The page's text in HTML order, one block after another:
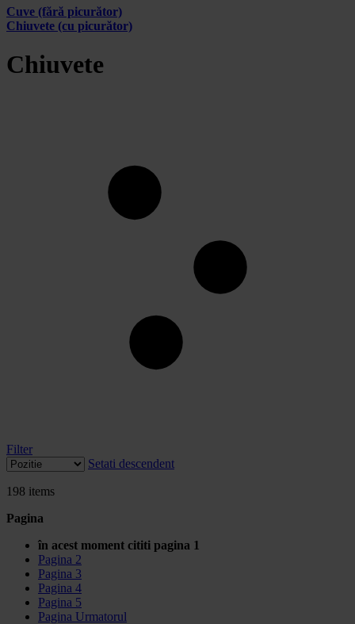
Cuve (fără picurător)
Chiuvete (cu picurător)
Chiuvete
Filter
Setati descendent
198 items
Pagina
în acest moment cititi pagina 1
Pagina 2
Pagina 3
Pagina 4
Pagina 5
Pagina Urmatorul